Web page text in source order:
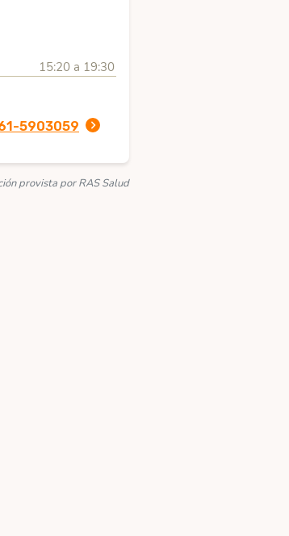
15:20 a 19:30
5903059
provista por RAS Salud